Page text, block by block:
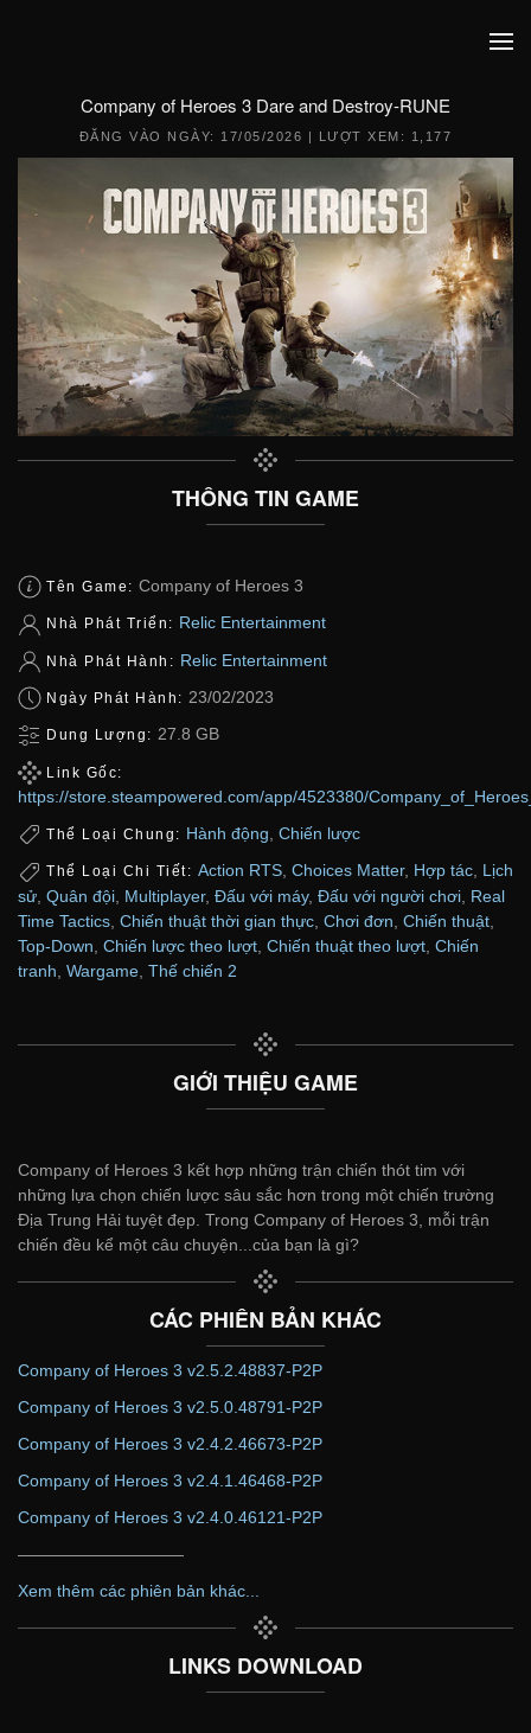
Company of Heroes 3 Dare and Destroy-RUNE
ĐĂNG VÀO NGÀY: 17/05/2026 | LƯỢT XEM: 1,177
THÔNG TIN GAME
Tên Game: Company of Heroes 3
Nhà Phát Triển: Relic Entertainment
Nhà Phát Hành: Relic Entertainment
Ngày Phát Hành: 23/02/2023
Dung Lượng: 27.8 GB
Link Gốc:
https://store.steampowered.com/app/4523380/
Thể Loại Chung: Hành động Chiến lược
Thể Loại Chi Tiết: Action RTS, Choices Matter, Hợp tác, Lịch
sử Quân đội Multiplayer, Đấu với máy, Đấu với người chơi Real
Time Tactics Chiến thuật thời gian thực Chơi đơn Chiến thuật
Top-Down Chiến lược theo lượt Chiến thuật theo lượt Chiến
tranh Wargame Thế chiến 2
GIỚI THIỆU GAME
Company of Heroes 3 kết hợp những trận chiến thót tim với
những lựa chọn chiến lược sâu sắc hơn trong một chiến trường
Địa Trung Hải tuyệt đẹp. Trong Company of Heroes 3, mỗi trận
chiến đều kể một câu chuyện...của bạn là gì?
CÁC PHIÊN BẢN KHÁC
Company of Heroes 3 v2.5.2.48837-P2P
Company of Heroes 3 v2.5.0.48791-P2P
Company of Heroes 3 v2.4.2.46673-P2P
Company of Heroes 3 v2.4.1.46468-P2P
Company of Heroes 3 v2.4.0.46121-P2P
——————————
Xem thêm các phiên bản khác...
LINKS DOWNLOAD